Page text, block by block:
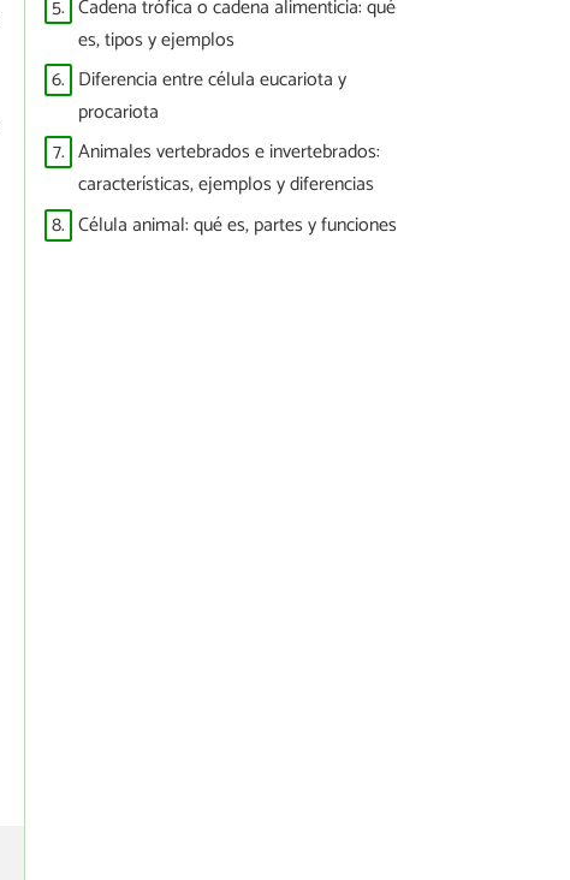
5. Cadena trófica o cadena alimenticia: qué
es, tipos y ejemplos
6. Diferencia entre célula eucariota y
procariota
7. Animales vertebrados e invertebrados:
características, ejemplos y diferencias
8. Célula animal: qué es, partes y funciones